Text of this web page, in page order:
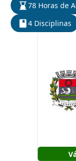
78 Horas de
4 Disciplinas